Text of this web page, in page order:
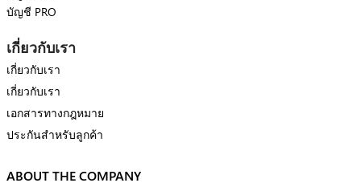
บัญชี PRO
เกี่ยวกับเรา
เกี่ยวกับเรา
เกี่ยวกับเรา
เอกสารทางกฎหมาย
ประกันสำหรับลูกค้า
ABOUT THE COMPANY